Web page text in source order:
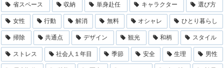
省スペース 収納 単身赴任 キャラクター 選び方
女性 行動 解消 無料 オシャレ ひとり暮らし
掃除 共通点 デザイン 観光 和柄 スタイル
ストレス 社会人１年目 季節 安全 生理 男性